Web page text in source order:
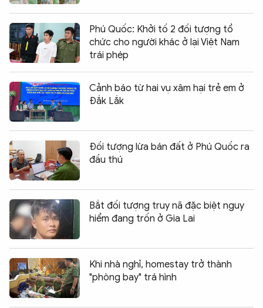
Phú Quốc: Khởi tố 2 đối tượng tổ
chức cho người khác ở lại Việt Nam
trái phép
Cảnh báo từ hai vụ xâm hại trẻ em ở
Đắk Lắk
Đối tượng lừa bán đất ở Phú Quốc ra
đầu thú
Bắt đối tượng truy nã đặc biệt nguy
hiểm đang trốn ở Gia Lai
Khi nhà nghỉ, homestay trở thành
"phòng bay" trá hình